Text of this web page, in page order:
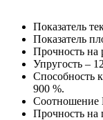
Показатель
Показатель
Прочность
Упругость –
Способность
900 %.
Соотношение
Прочность на